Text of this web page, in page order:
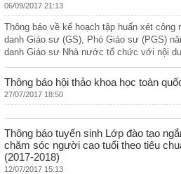
06/09/2017 21:13
Thông báo về kế hoạch tập huấn xét công
danh Giáo sư (GS), Phó Giáo sư (PGS)
danh Giáo sư Nhà nước tổ chức với nội
Thông báo hội thảo khoa học toàn
27/07/2017 18:50
Thông báo tuyển sinh Lớp đào tạo
chăm sóc người cao tuổi theo tiêu
(2017-2018)
12/07/2017 15:13